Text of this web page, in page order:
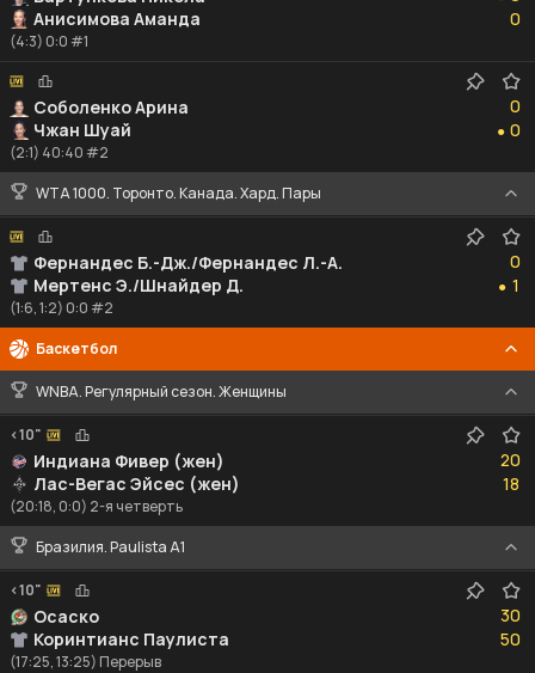
Анисимова Аманда
0
(4:3) 0:0 #1
Соболенко Арина
Чжан Шуай
0
0
●
0
0
(2:1) 40:40 #2
WTA 1000. Торонто. Канада. Хард. Пары
Фернандес Б.-Дж./Фернандес Л.-А.
Мертенс Э./Шнайдер Д.
0
0
●
1
1
(1:6, 1:2) 0:0 #2
Баскетбол
WNBA. Регулярный сезон. Женщины
<10"
Индиана Фивер (жен)
Лас-Вегас Эйсес (жен)
20
20
18
18
(20:18, 0:0) 2-я четверть
Бразилия. Paulista A1
<10"
Осаско
Коринтианс Паулиста
30
30
50
50
(17:25, 13:25) Перерыв